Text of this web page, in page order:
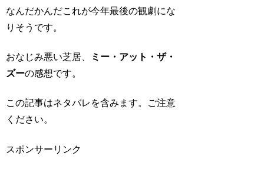
なんだかんだこれが今年最後の観劇にな
りそうです。
おなじみ悪い芝居、
ミー・アット・ザ・
ズーの感想です。
この記事はネタバレを含みます。ご注意
ください。
スポンサーリンク